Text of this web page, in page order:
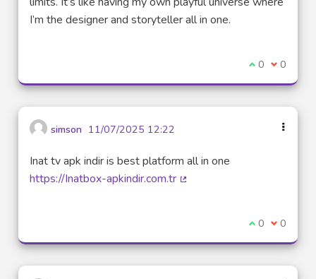
I’m the designer and storyteller all in one.
Je suis
0 Je ne
0
simson 11/07/2025 12:22
Inat tv apk indir is best platform all in one
https://Inatbox-apkindir.com.tr
Je suis
0 Je ne
0